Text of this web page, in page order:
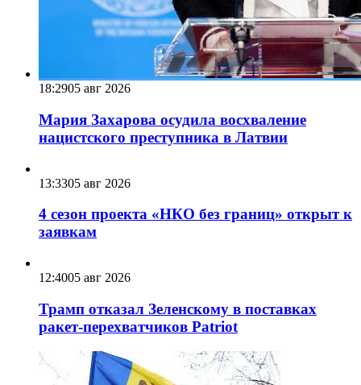
18:2905 авг 2026
Мария Захарова осудила восхваление
нацистского преступника в Латвии
13:3305 авг 2026
4 сезон проекта «НКО без границ» открыт к
заявкам
12:4005 авг 2026
Трамп отказал Зеленскому в поставках
ракет-перехватчиков Patriot